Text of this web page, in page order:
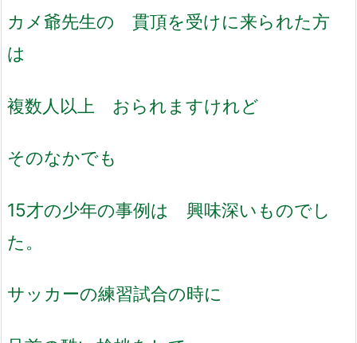
カメ爺先生の 貫頂を受けに来られた方
は
複数人以上 おられますけれど
そのなかでも
15才の少年の事例は 興味深いものでし
た。
サッカーの練習試合の時に